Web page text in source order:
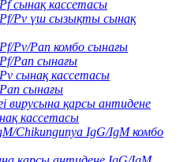
сынақ кассетасы
Pv үш сызықты сынақ
Pv/Pan комбо сынағы
Pan сынағы
сынақ кассетасы
сынағы
вирусына қарсы антидене
кассетасы
Chikungunya IgG/IgM комбо